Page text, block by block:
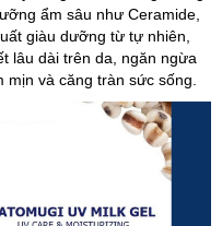
ẩm sâu như Ceramide,
giàu dưỡng từ tự nhiên,
lâu dài trên da, ngăn ngừa
và căng tràn sức sống.